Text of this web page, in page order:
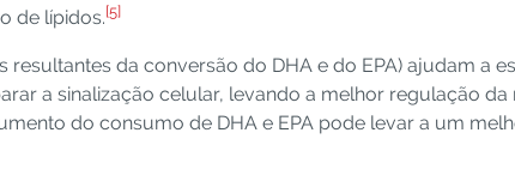
de lípidos.[5]
da conversão do DHA e do EPA) ajudam a
a sinalização celular, levando a melhor regulação
do consumo de DHA e EPA pode levar a um